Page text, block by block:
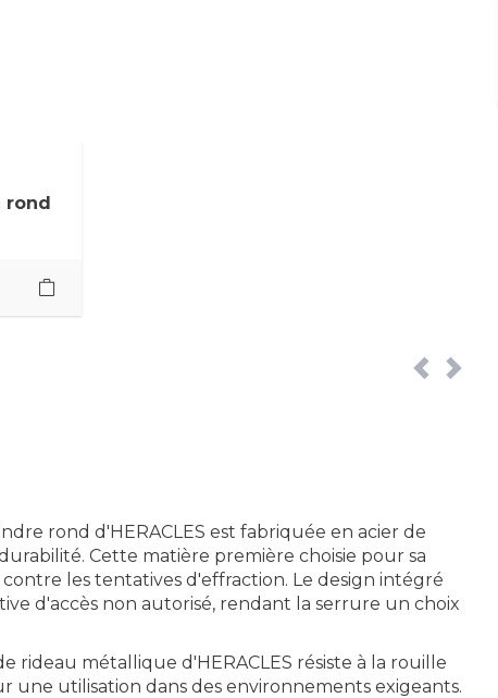
rond
rond d'HERACLES est fabriquée en acier de
Cette matière première choisie pour sa
les tentatives d'effraction. Le design intégré
d'accès non autorisé, rendant la serrure un choix
rideau métallique d'HERACLES résiste à la rouille
une utilisation dans des environnements exigeants.